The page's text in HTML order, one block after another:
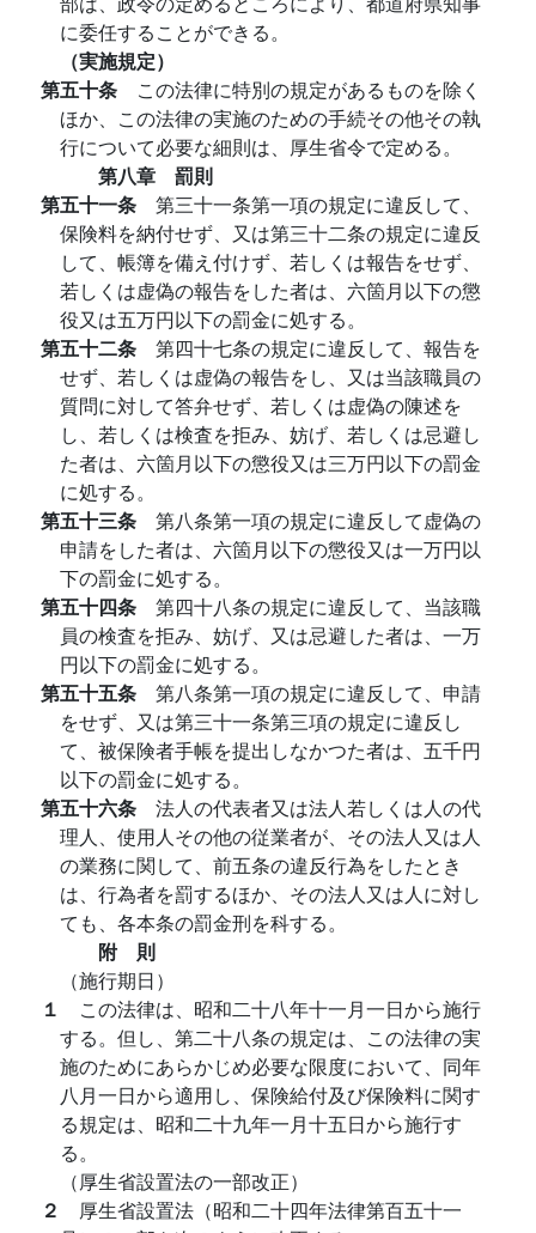
に委任することができる。
（実施規定）
第五十条 この法律に特別の規定があるものを除く
ほか、この法律の実施のための手続その他その執
行について必要な細則は、厚生省令で定める。
第八章 罰則
第五十一条 第三十一条第一項の規定に違反して、
保険料を納付せず、又は第三十二条の規定に違反
して、帳簿を備え付けず、若しくは報告をせず、
若しくは虚偽の報告をした者は、六箇月以下の懲
役又は五万円以下の罰金に処する。
第五十二条 第四十七条の規定に違反して、報告を
せず、若しくは虚偽の報告をし、又は当該職員の
質問に対して答弁せず、若しくは虚偽の陳述を
し、若しくは検査を拒み、妨げ、若しくは忌避し
た者は、六箇月以下の懲役又は三万円以下の罰金
に処する。
第五十三条 第八条第一項の規定に違反して虚偽の
申請をした者は、六箇月以下の懲役又は一万円以
下の罰金に処する。
第五十四条 第四十八条の規定に違反して、当該職
員の検査を拒み、妨げ、又は忌避した者は、一万
円以下の罰金に処する。
第五十五条 第八条第一項の規定に違反して、申請
をせず、又は第三十一条第三項の規定に違反し
て、被保険者手帳を提出しなかつた者は、五千円
以下の罰金に処する。
第五十六条 法人の代表者又は法人若しくは人の代
理人、使用人その他の従業者が、その法人又は人
の業務に関して、前五条の違反行為をしたとき
は、行為者を罰するほか、その法人又は人に対し
ても、各本条の罰金刑を科する。
附 則
（施行期日）
１ この法律は、昭和二十八年十一月一日から施行
する。但し、第二十八条の規定は、この法律の実
施のためにあらかじめ必要な限度において、同年
八月一日から適用し、保険給付及び保険料に関す
る規定は、昭和二十九年一月十五日から施行す
る。
（厚生省設置法の一部改正）
２ 厚生省設置法（昭和二十四年法律第百五十一